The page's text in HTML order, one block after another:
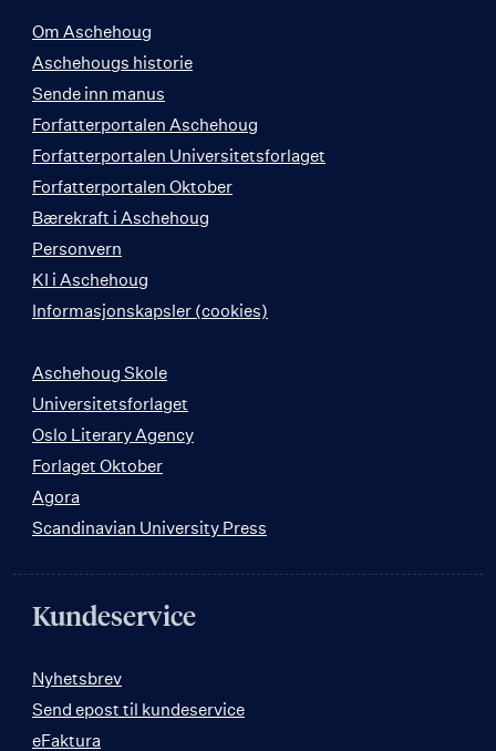
Om Aschehoug
Aschehougs historie
Sende inn manus
Forfatterportalen Aschehoug
Forfatterportalen Universitetsforlaget
Forfatterportalen Oktober
Bærekraft i Aschehoug
Personvern
KI i Aschehoug
Informasjonskapsler (cookies)
Aschehoug Skole
Universitetsforlaget
Oslo Literary Agency
Forlaget Oktober
Agora
Scandinavian University Press
Kundeservice
Nyhetsbrev
Send epost til kundeservice
eFaktura